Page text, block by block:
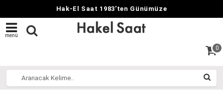
Hak-El Saat 1983'ten Günümüze
menü
0